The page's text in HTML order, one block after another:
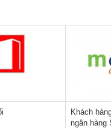
Khách
ngân hàng